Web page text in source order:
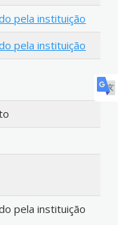
pela instituição
pela instituição
pela instituição